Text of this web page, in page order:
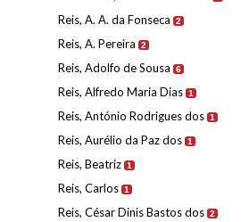
Reis, A. A. da Fonseca 2
Reis, A. Pereira 2
Reis, Adolfo de Sousa 6
Reis, Alfredo Maria Dias 1
Reis, António Rodrigues dos 1
Reis, Aurélio da Paz dos 1
Reis, Beatriz 1
Reis, Carlos 1
Reis, César Dinis Bastos dos 2